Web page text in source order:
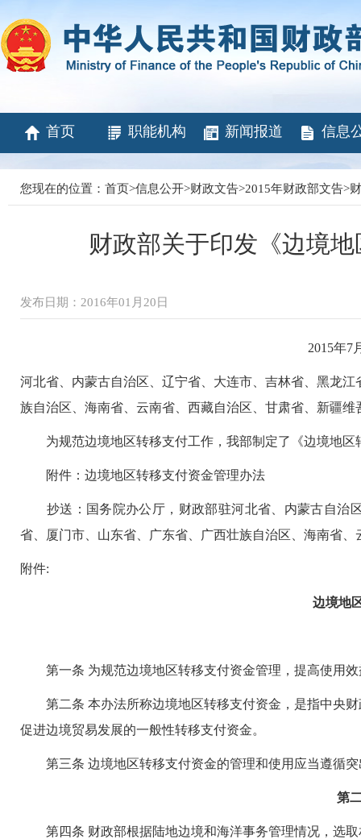
首页 职能机构 新闻报道 信息
您现在的位置： 首页>信息公开>财政文告>2015年财政部文告>
财政部关于印发《边境
发布日期：2016年01月20日
2015年7
河北省、内蒙古自治区、辽宁省、大连市、吉林省、黑龙
族自治区、海南省、云南省、西藏自治区、甘肃省、新疆
为规范边境地区转移支付工作，我部制定了《边境地区
附件：边境地区转移支付资金管理办法
抄送：国务院办公厅，财政部驻河北省、内蒙古自治
省、厦门市、山东省、广东省、广西壮族自治区、海南省
附件:
边境地
第一条 为规范边境地区转移支付资金管理，提高使用效
第二条 本办法所称边境地区转移支付资金，是指中央财
促进边境贸易发展的一般性转移支付资金。
第三条 边境地区转移支付资金的管理和使用应当遵循突
第
第四条 财政部根据陆地边境和海洋事务管理情况，选取